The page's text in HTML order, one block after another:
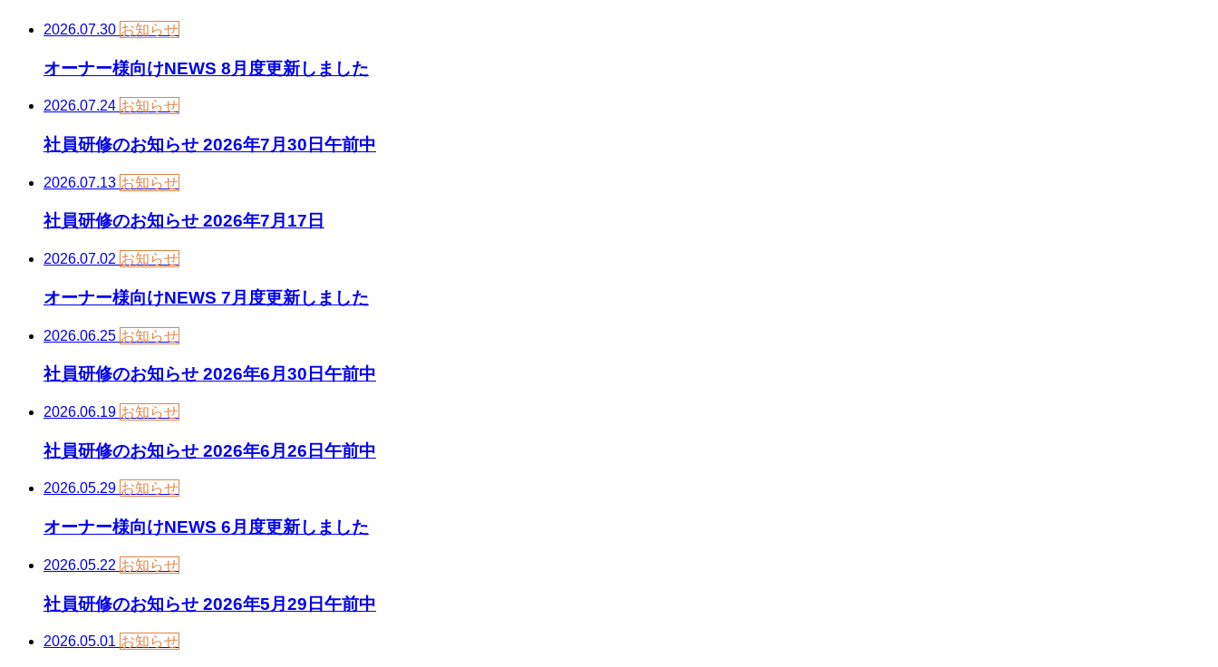
2026.07.30 お知らせ
オーナー様向けNEWS 8月度更新しました
2026.07.24 お知らせ
社員研修のお知らせ 2026年7月30日午前中
2026.07.13 お知らせ
社員研修のお知らせ 2026年7月17日
2026.07.02 お知らせ
オーナー様向けNEWS 7月度更新しました
2026.06.25 お知らせ
社員研修のお知らせ 2026年6月30日午前中
2026.06.19 お知らせ
社員研修のお知らせ 2026年6月26日午前中
2026.05.29 お知らせ
オーナー様向けNEWS 6月度更新しました
2026.05.22 お知らせ
社員研修のお知らせ 2026年5月29日午前中
2026.05.01 お知らせ